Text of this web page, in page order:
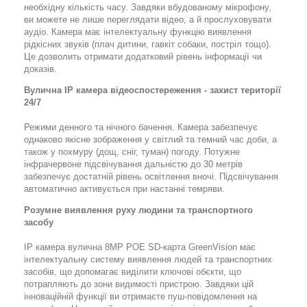
необхідну кількість часу. Завдяки вбудованому мікрофону,
ви можете не лише переглядати відео, а й прослуховувати
аудіо. Камера має інтелектуальну функцію виявлення
рідкісних звуків (плач дитини, гавкіт собаки, постріл тощо).
Це дозволить отримати додатковий рівень інформації чи
доказів.
Вулична IP камера відеоспостереження - захист території
24/7
Режими денного та нічного бачення. Камера забезпечує
однаково якісне зображення у світлий та темний час доби, а
також у похмуру (дощ, сніг, туман) погоду. Потужне
інфрачервоне підсвічування дальністю до 30 метрів
забезпечує достатній рівень освітлення вночі. Підсвічування
автоматично активується при настанні темряви.
Розумне виявлення руху людини та транспортного
засобу
IP камера вулична 8MP POE SD-карта GreenVision має
інтелектуальну систему виявлення людей та транспортних
засобів, що допомагає виділити ключові обєкти, що
потрапляють до зони видимості пристрою. Завдяки цій
інноваційній функції ви отримаєте пуш-повідомлення на